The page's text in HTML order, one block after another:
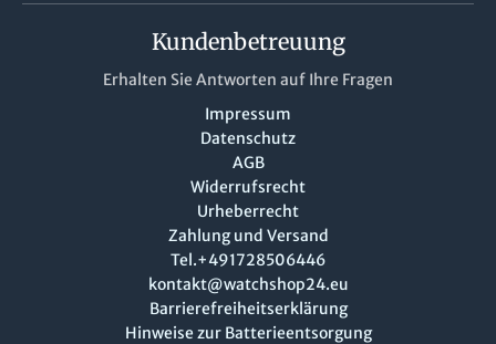
Kundenbetreuung
Erhalten Sie Antworten auf Ihre Fragen
Impressum
Datenschutz
AGB
Widerrufsrecht
Urheberrecht
Zahlung und Versand
Tel.+491728506446
kontakt@watchshop24.eu
Barrierefreiheitserklärung
Hinweise zur Batterieentsorgung